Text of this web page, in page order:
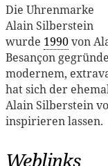
Die Uhrenmarke
Alain Silberstein
wurde 1990von
Besançon
modernem,
hat sich der
Alain Silberstein
inspirieren lassen.
Weblinks